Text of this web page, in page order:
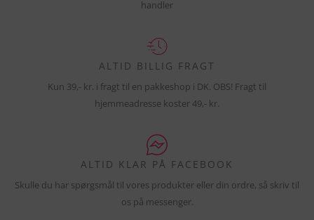
handler
ALTID BILLIG FRAGT
Kun 39,- kr. i fragt til en pakkeshop i DK. OBS! Fragt til
hjemmeadresse koster 49,- kr.
ALTID KLAR PÅ FACEBOOK
Skulle du har spørgsmål til vores produkter eller din ordre, så skriv til
os på messenger.